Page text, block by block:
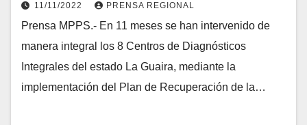
11/11/2022 PRENSA REGIONAL
Prensa MPPS.- En 11 meses se han intervenido de
manera integral los 8 Centros de Diagnósticos
Integrales del estado La Guaira, mediante la
implementación del Plan de Recuperación de la…